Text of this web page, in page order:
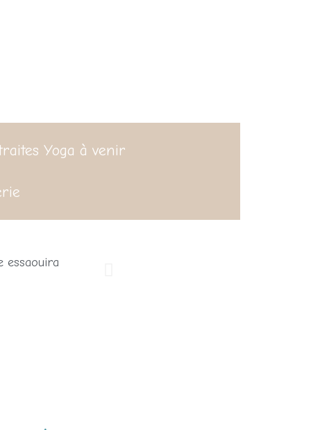
Yoga à venir